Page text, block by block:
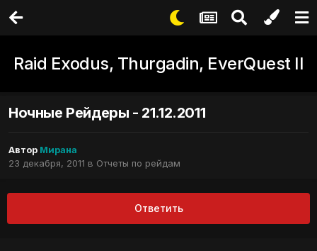
Raid Exodus, Thurgadin, EverQuest II
Ночные Рейдеры - 21.12.2011
Автор Мирана
23 декабря, 2011 в Отчеты по рейдам
Ответить